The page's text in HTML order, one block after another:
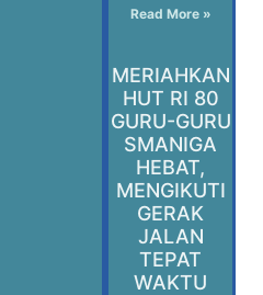
Read More »
MERIAHKAN
HUT RI 80
GURU-GURU
SMANIGA
HEBAT,
MENGIKUTI
GERAK
JALAN
TEPAT
WAKTU